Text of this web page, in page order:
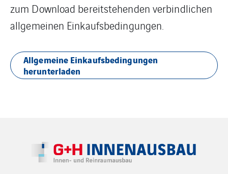
zum Download bereitstehenden verbindlichen
allgemeinen Einkaufsbedingungen.
Allgemeine Einkaufsbedingungen
herunterladen